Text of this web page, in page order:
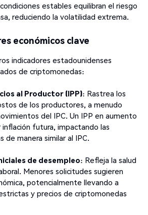
estables equilibran el riesgo
reduciendo la volatilidad extrema.
económicos clave
indicadores estadounidenses
de criptomonedas:
al Productor (IPP): Rastrea los
de los productores, a menudo
del IPC. Un IPP en aumento
inflación futura, impactando las
de manera similar al IPC.
de desempleo: Refleja la salud
Menores solicitudes sugieren
potencialmente llevando a
y precios de criptomonedas